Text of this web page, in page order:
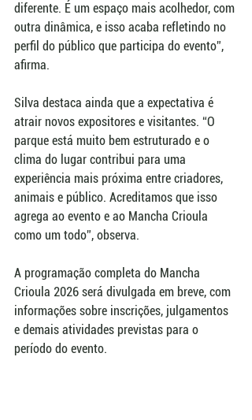
diferente. É um espaço mais acolhedor, com
outra dinâmica, e isso acaba refletindo no
perfil do público que participa do evento”,
afirma.
Silva destaca ainda que a expectativa é
atrair novos expositores e visitantes. “O
parque está muito bem estruturado e o
clima do lugar contribui para uma
experiência mais próxima entre criadores,
animais e público. Acreditamos que isso
agrega ao evento e ao Mancha Crioula
como um todo”, observa.
A programação completa do Mancha
Crioula 2026 será divulgada em breve, com
informações sobre inscrições, julgamentos
e demais atividades previstas para o
período do evento.